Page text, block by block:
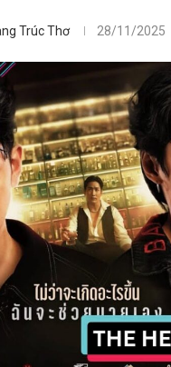
Trúc Thơ 28/11/2025